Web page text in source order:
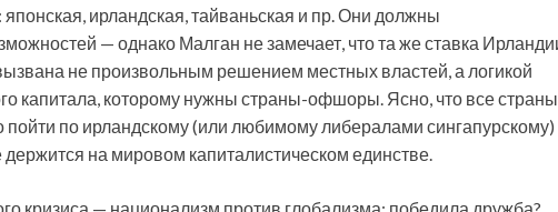
ирландская, тайваньская и пр. Они должны
— однако Малган не замечает, что та же ставка
не произвольным решением местных властей, а логикой
капитала, которому нужны страны-офшоры. Ясно, что все страны
по ирландскому (или любимому либералами сингапурскому)
на мировом капиталистическом единстве.